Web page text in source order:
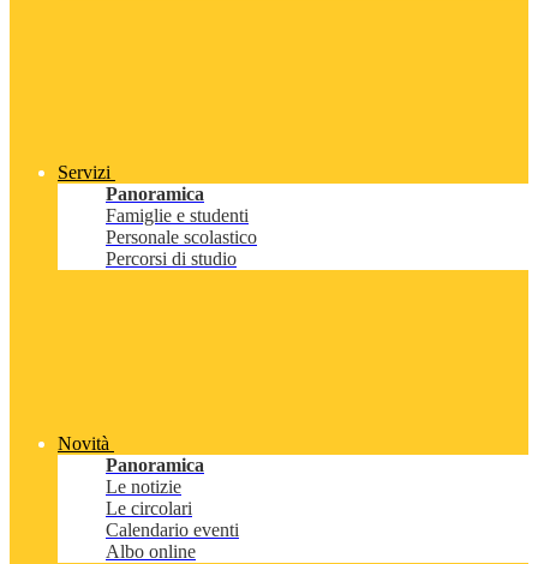
Servizi
Panoramica
Famiglie e studenti
Personale scolastico
Percorsi di studio
Novità
Panoramica
Le notizie
Le circolari
Calendario eventi
Albo online